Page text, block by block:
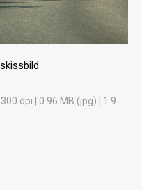
dpi | 0.96 MB (jpg) | 1.9